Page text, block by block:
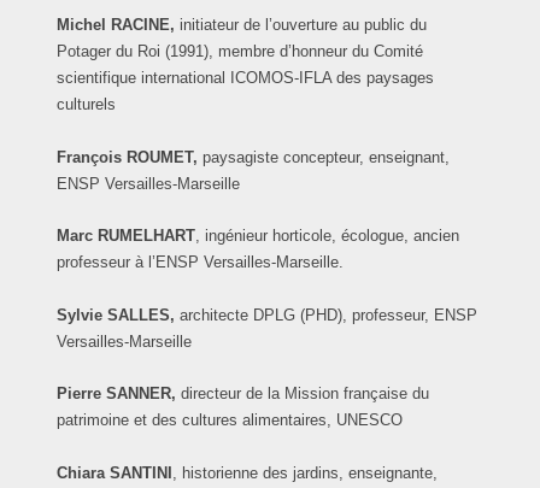
Michel RACINE, initiateur de l’ouverture au public du
Potager du Roi (1991), membre d’honneur du Comité
scientifique international ICOMOS-IFLA des paysages
culturels
François ROUMET, paysagiste concepteur, enseignant,
ENSP Versailles-Marseille
MarcRUMELHART, ingénieur horticole, écologue, ancien
professeur à l’ENSP Versailles-Marseille.
Sylvie SALLES, architecte DPLG (PHD), professeur, ENSP
Versailles-Marseille
Pierre SANNER, directeur de la Mission française du
patrimoine et des cultures alimentaires, UNESCO
Chiara SANTINI
, historienne des jardins, enseignante,